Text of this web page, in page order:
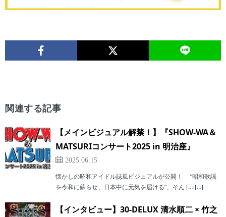
関連する記事
【メインビジュアル解禁！】『SHOW-WA＆
MATSURIコンサート2025 in 明治座』
2025.06.15
懐かしの昭和アイドル誌風ビジュアルが公開！ “昭和歌謡
を令和に蘇らせ、日本中に元気を届ける”、そん […][…]
【インタビュー】30-DELUX 清水順二 × 竹之